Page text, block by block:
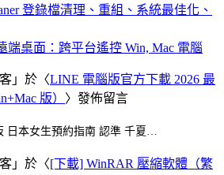
登錄檔清理、重組、系統最佳化、
端桌面：跨平台遙控 Win, Mac 電腦
」於〈LINE 電腦版官方下載 2026 最
版） 〉發佈留言
日本女生預約指南 認準 千夏…
」於〈[下載] WinRAR 壓縮軟體（繁